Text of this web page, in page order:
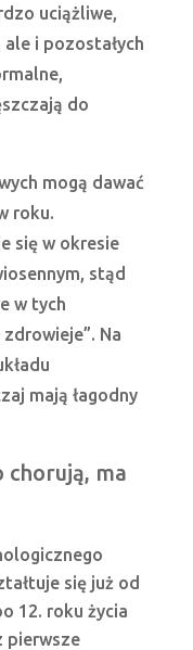
uciążliwe,
i pozostałych
do
mogą dawać
roku.
się w okresie
stąd
w tych
Na
mają łagodny
chorują, ma
się już od
12. roku życia
pierwsze